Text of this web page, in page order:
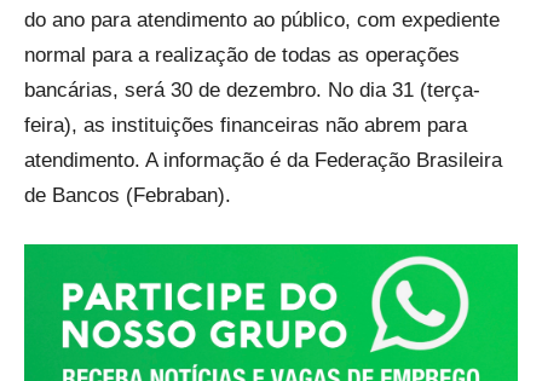
do ano para atendimento ao público, com expediente
normal para a realização de todas as operações
bancárias, será 30 de dezembro. No dia 31 (terça-
feira), as instituições financeiras não abrem para
atendimento. A informação é da Federação Brasileira
de Bancos (Febraban).